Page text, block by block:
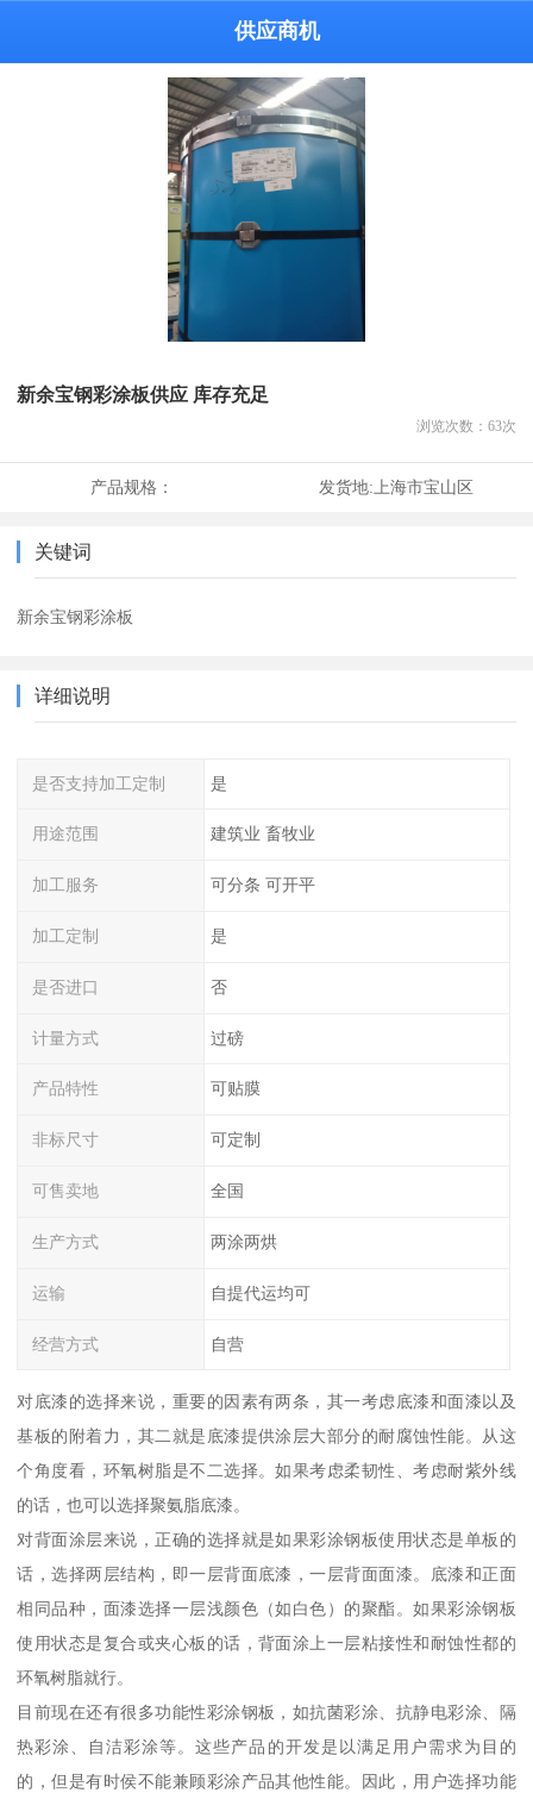
供应商机
新余宝钢彩涂板供应 库存充足
浏览次数： 63次
产品规格： 发货地:上海市宝山区
关键词
新余宝钢彩涂板
详细说明
是否支持加工定制 是
用途范围 建筑业 畜牧业
加工服务 可分条 可开平
加工定制 是
是否进口 否
计量方式 过磅
产品特性 可贴膜
非标尺寸 可定制
可售卖地 全国
生产方式 两涂两烘
运输 自提代运均可
经营方式 自营
对底漆的选择来说，重要的因素有两条，其一考虑底漆和面漆以及
基板的附着力，其二就是底漆提供涂层大部分的耐腐蚀性能。从这
个角度看，环氧树脂是不二选择。如果考虑柔韧性、考虑耐紫外线
的话，也可以选择聚氨脂底漆。
对背面涂层来说，正确的选择就是如果彩涂钢板使用状态是单板的
话，选择两层结构，即一层背面底漆，一层背面面漆。底漆和正面
相同品种，面漆选择一层浅颜色（如白色）的聚酯。如果彩涂钢板
使用状态是复合或夹心板的话，背面涂上一层粘接性和耐蚀性都的
环氧树脂就行。
目前现在还有很多功能性彩涂钢板，如抗菌彩涂、抗静电彩涂、隔
热彩涂、自洁彩涂等。这些产品的开发是以满足用户需求为目的
的，但是有时侯不能兼顾彩涂产品其他性能。因此，用户选择功能